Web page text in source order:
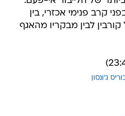
קרב פנימי אכזרי, בין
קורבין לבין מבקריו מהאגף
ג'ונסון